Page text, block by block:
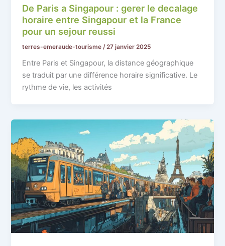
De Paris a Singapour : gerer le decalage
horaire entre Singapour et la France
pour un sejour reussi
terres-emeraude-tourisme /27 janvier 2025
Entre Paris et Singapour, la distance géographique
se traduit par une différence horaire significative. Le
rythme de vie, les activités